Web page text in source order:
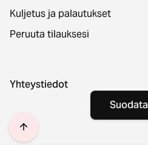
Suodata
Kuljetus ja palautukset
Peruuta tilauksesi
Yhteystiedot